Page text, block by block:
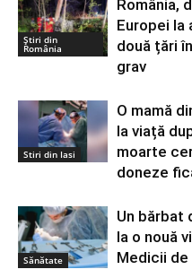
Știri din
România
România,
Europei la
două țări
grav
Stiri din Iasi
O mamă
la viață
moarte
doneze
Sănătate
Un bărbat
la o nouă
Medicii de